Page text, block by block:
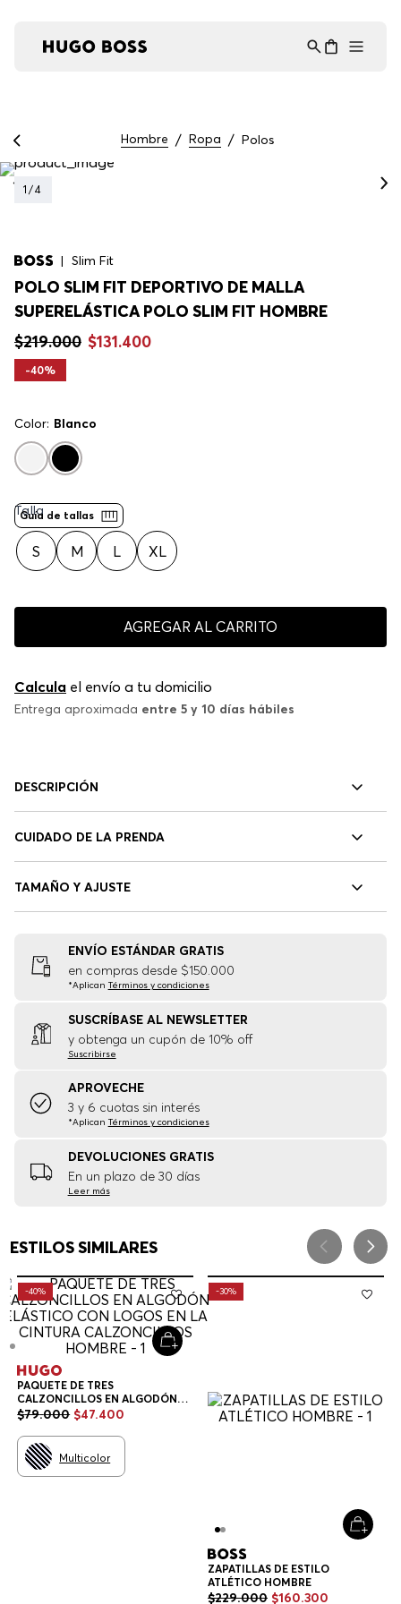
Hombre Ropa Polos
1 /4
Slim Fit
POLO SLIM FIT DEPORTIVO DE MALLA
SUPERELÁSTICA POLO SLIM FIT HOMBRE
$219.000 $131.400
-40%
Color: Blanco
Guía de tallas
Talla
S M L XL
AGREGAR AL CARRITO
Calcula el envío a tu domicilio
Entrega aproximada entre 5 y 10 días hábiles
DESCRIPCIÓN
CUIDADO DE LA PRENDA
TAMAÑO Y AJUSTE
ENVÍO ESTÁNDAR GRATIS
en compras desde $150.000
*Aplican Términos y condiciones
SUSCRÍBASE AL NEWSLETTER
y obtenga un cupón de 10% off
Suscribirse
APROVECHE
3 y 6 cuotas sin interés
*Aplican Términos y condiciones
DEVOLUCIONES GRATIS
En un plazo de 30 días
Leer más
ESTILOS SIMILARES
-40%
PAQUETE DE TRES
CALZONCILLOS EN ALGODÓN
ELÁSTICO CON LOGOS EN LA
HOMBRE
$79.000 $47.400
Multicolor
-30%
ZAPATILLAS DE ESTILO
ATLÉTICO HOMBRE
$229.000 $160.300
Asistente Virtual
en línea ⋮